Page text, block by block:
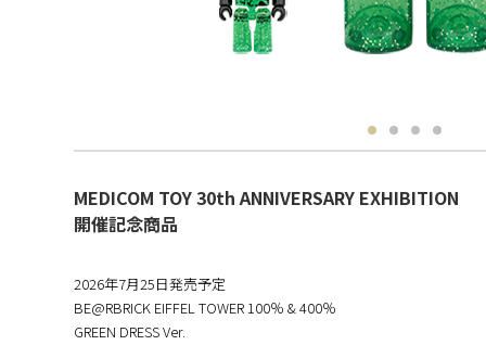
MEDICOM TOY 30th ANNIVERSARY EXHIBITION
開催記念商品
2026年7月25日発売予定
BE@RBRICK EIFFEL TOWER 100％ & 400％
GREEN DRESS Ver.